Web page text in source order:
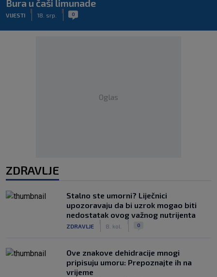
Bura u čaši limunade
VIJESTI 18. srp. 0
Oglas
ZDRAVLJE
Stalno ste umorni? Liječnici
upozoravaju da bi uzrok mogao biti
nedostatak ovog važnog nutrijenta
ZDRAVLJE 8. kol. 0
Ove znakove dehidracije mnogi
pripisuju umoru: Prepoznajte ih na
vrijeme